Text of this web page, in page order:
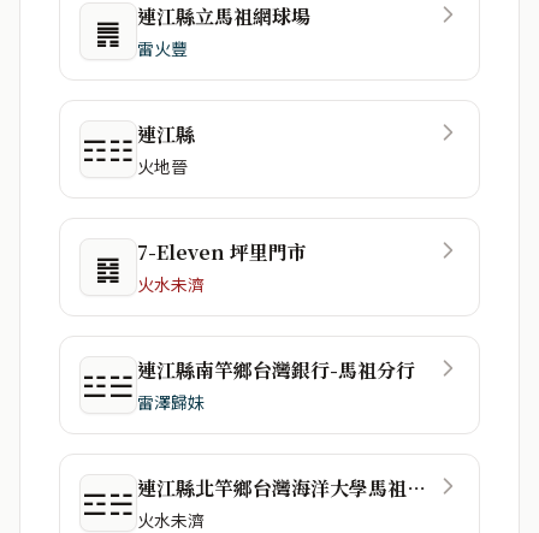
䷠ 連江縣立馬祖網球場
雷火豐
☶☷連江縣
火地晉
䷿ 7-Eleven 坪里門市
火水未濟
☳☱連江縣南竿鄉台灣銀行-馬祖分行
雷澤歸妹
☲☵ 連江縣北竿鄉台灣海洋大學馬祖校區
火水未濟